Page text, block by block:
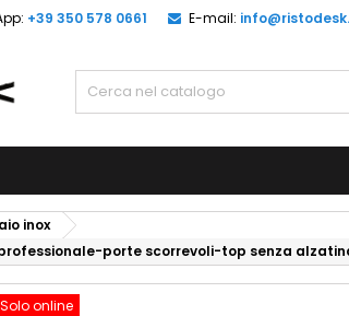
+39 350 578 0661 E-mail:
inox
porte scorrevoli-top senza
Solo online